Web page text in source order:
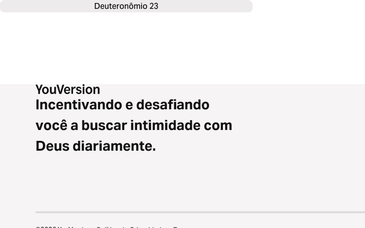
Deuteronômio 23
Incentivando e desafiando
você a buscar intimidade com
Deus diariamente.